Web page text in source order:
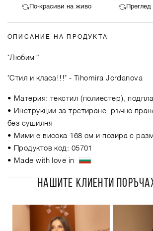
По-красиви на живо
ОПИСАНИЕ НА ПРОДУКТА
"Любим!"
"Стил и класа!!!" - Tihomira Jordanova
• Материя: текстил (полиестер),
• Инструкции за третиране: ръчно
без сушилня
• Мими е висока 168 см и позира с
• Продуктов код: 05701
• Made with love in
НАШИТЕ КЛИЕНТИ